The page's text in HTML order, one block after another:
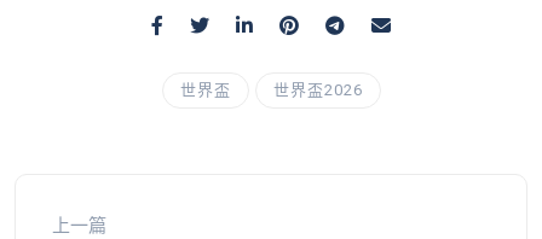
世界盃 世界盃2026
上一篇